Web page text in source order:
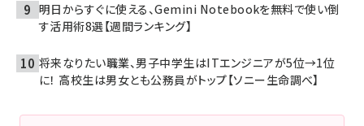
明日からすぐに使える、Gemini Notebookを無料で使い倒
す活用術8選【週間ランキング】
将来なりたい職業、男子中学生はITエンジニアが5位→1位
に！ 高校生は男女とも公務員がトップ【ソニー生命調べ】